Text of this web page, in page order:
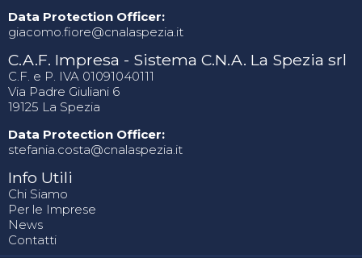
Data Protection Officer:
giacomo.fiore@cnalaspezia.it
C.A.F. Impresa - Sistema C.N.A. La Spezia srl
C.F. e P. IVA 01091040111
Via Padre Giuliani 6
19125 La Spezia
Data Protection Officer:
stefania.costa@cnalaspezia.it
Info Utili
Chi Siamo
Per le Imprese
News
Contatti